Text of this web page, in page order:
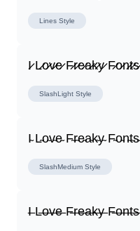
Lines Style
I̷ L̷o̷v̷e̷ F̷r̷e̷a̷k̷y̷ F̷o̷n̷t̷s̷
SlashLight Style
I̴ L̴o̴v̴e̴ F̴r̴e̴a̴k̴y̴ F̴o̴n̴t̴s̴
SlashMedium Style
I̶ L̶o̶v̶e̶ F̶r̶e̶a̶k̶y̶ F̶o̶n̶t̶s̶